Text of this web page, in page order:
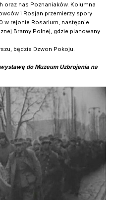
oraz nas Poznaniaków. Kolumna
i Rosjan przemierzy spory
w rejonie Rosarium, następnie
Bramy Polnej, gdzie planowany
będzie Dzwon Pokoju.
do Muzeum Uzbrojenia na